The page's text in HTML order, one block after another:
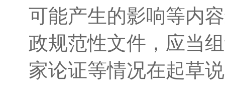
可能产生的影响等内
政规范性文件，应当
家论证等情况在起草